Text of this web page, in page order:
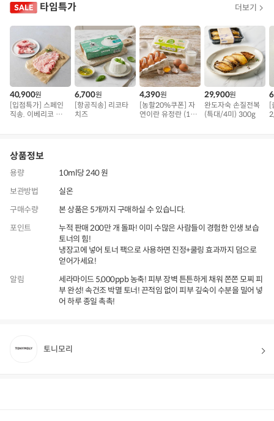
타임특가 더보기
40,900원
[입점특가] 스페인
직송. 이베리코 삼
6,700원
[항공직송] 리코타
치즈
4,390원
[농할20%쿠폰] 자
연이란 유정란 (10
29,900원
완도자숙 손질전복
(특대/4미) 300g
[
상품정보
용량
10ml당 240 원
보관방법
실온
구매수량
본 상품은 5개까지 구매하실 수 있습니다.
포인트
누적 판매 200만 개 돌파! 이미 수많은 사람들이 경험한 인생 보습
토너의 힘!
냉장고에 넣어 토너 팩으로 사용하면 진정+쿨링 효과까지 덤으로
얻어가세요!
알림
세라마이드 5,000ppb 농축! 피부 장벽 튼튼하게 채워 쫀쫀 모찌 피
부 완성! 속건조 박멸 토너! 끈적임 없이 피부 깊숙이 수분을 밀어 넣
어 하루 종일 촉촉!
토니모리